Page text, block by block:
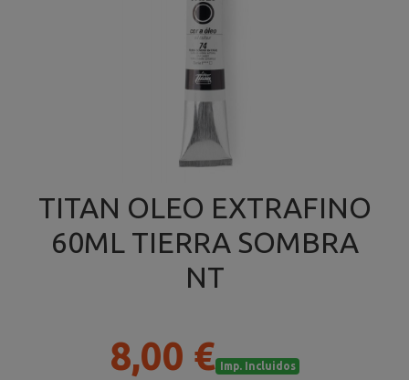
TITAN OLEO EXTRAFINO
60ML TIERRA SOMBRA
NT
8,00 € Imp. Incluidos